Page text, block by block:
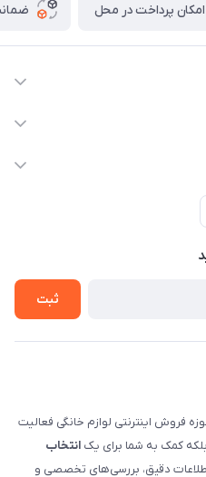
امکان پرداخت در محل
- "تحویل حضوری فقط با
ثبت
فروش اینترنتی لوازم خانگی فعالیت
کمک به شما برای یک انتخاب
دقیق، بررسی‌های تخصصی و